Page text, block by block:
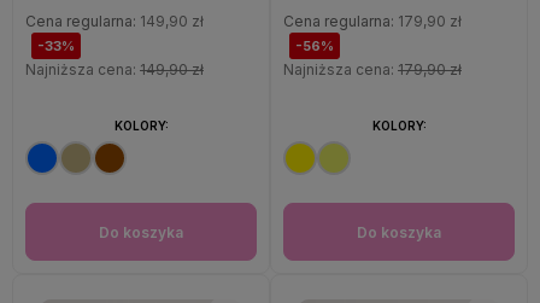
Cena regularna: 149,90 zł
-33%
Najniższa cena: 149,90 zł
Do koszyka
KOLORY:
Cena regularna: 179,90 zł
-56%
Najniższa cena: 179,90 zł
Do koszyka
KOLORY: